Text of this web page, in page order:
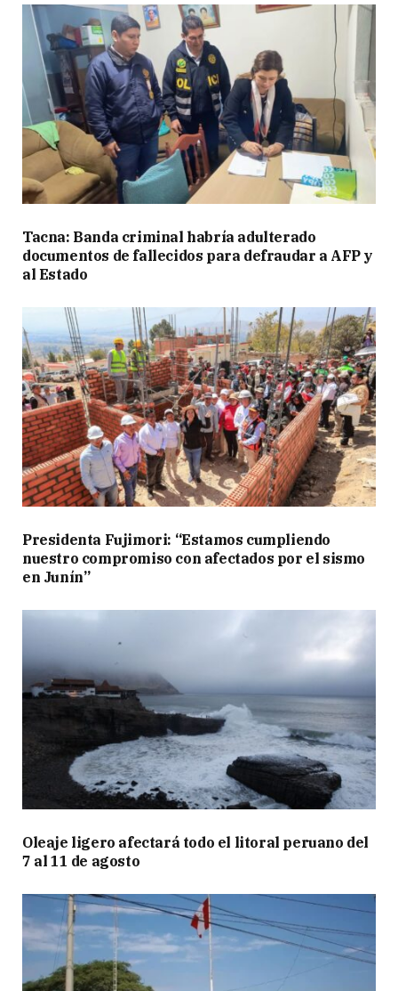
Tacna: Banda criminal habría adulterado
documentos de fallecidos para defraudar a AFP y
al Estado
Presidenta Fujimori: “Estamos cumpliendo
nuestro compromiso con afectados por el sismo
en Junín”
Oleaje ligero afectará todo el litoral peruano del
7 al 11 de agosto